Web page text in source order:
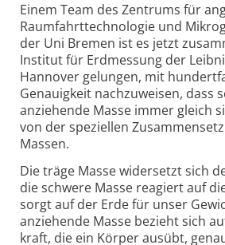
Einem Team des Zentrums für
Raumfahrt­technologie und
der Uni Bremen ist es jetzt
Institut für Erdmessung der
Hannover gelungen, mit
Genauigkeit nachzuweisen, dass
anziehende Masse immer gleich
von der speziellen
Massen.
Die träge Masse widersetzt sich
die schwere Masse reagiert auf
sorgt auf der Erde für unser
anziehende Masse bezieht sich
kraft, die ein Körper ausübt,